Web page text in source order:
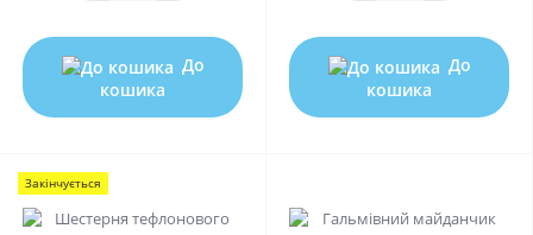
До
кошика
До
кошика
Закінчується